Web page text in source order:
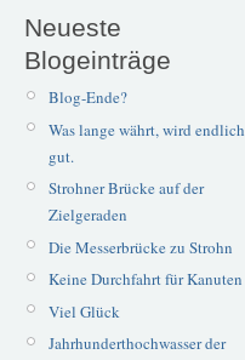
Neueste
Blogeinträge
Blog-Ende?
Was lange währt, wird endlich
gut.
Strohner Brücke auf der
Zielgeraden
Die Messerbrücke zu Strohn
Keine Durchfahrt für Kanuten
Viel Glück
Jahrhunderthochwasser der